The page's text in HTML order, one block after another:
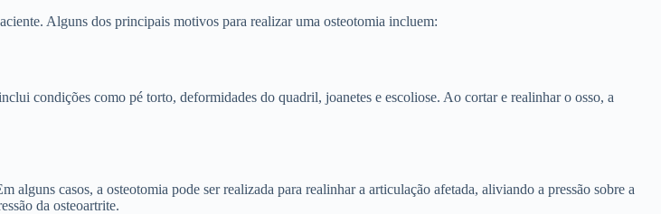
Alguns dos principais motivos para realizar uma osteotomia incluem:
condições como pé torto, deformidades do quadril, joanetes e escoliose. Ao cortar e realinhar o osso, a
casos, a osteotomia pode ser realizada para realinhar a articulação afetada, aliviando a pressão sobre a
da osteoartrite.